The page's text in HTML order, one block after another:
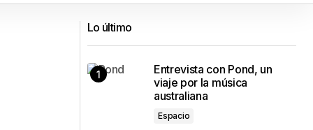
Veces Yo": su nuevo sencillo
Lo último
Entrevista con Pond, un
viaje por la música
australiana
Espacio